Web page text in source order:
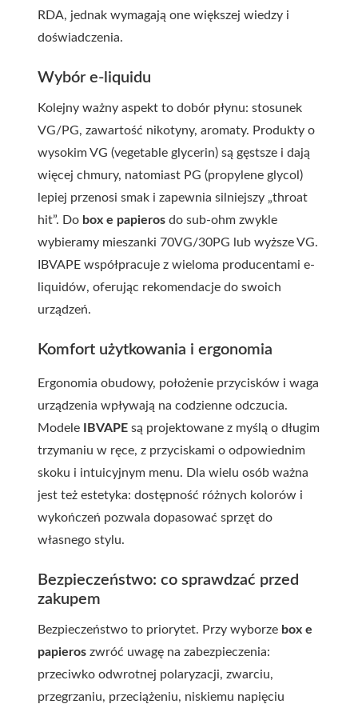
RDA, jednak wymagają one większej wiedzy i
doświadczenia.
Wybór e-liquidu
Kolejny ważny aspekt to dobór płynu: stosunek
VG/PG, zawartość nikotyny, aromaty. Produkty o
wysokim VG (vegetable glycerin) są gęstsze i dają
więcej chmury, natomiast PG (propylene glycol)
lepiej przenosi smak i zapewnia silniejszy „throat
hit”. Do box e papieros do sub-ohm zwykle
wybieramy mieszanki 70VG/30PG lub wyższe VG.
IBVAPE współpracuje z wieloma producentami e-
liquidów, oferując rekomendacje do swoich
urządzeń.
Komfort użytkowania i ergonomia
Ergonomia obudowy, położenie przycisków i waga
urządzenia wpływają na codzienne odczucia.
Modele
IBVAPE są projektowane z myślą o długim
trzymaniu w ręce, z przyciskami o odpowiednim
skoku i intuicyjnym menu. Dla wielu osób ważna
jest też estetyka: dostępność różnych kolorów i
wykończeń pozwala dopasować sprzęt do
własnego stylu.
Bezpieczeństwo: co sprawdzać przed
zakupem
Bezpieczeństwo to priorytet. Przy wyborze box e
papieros zwróć uwagę na zabezpieczenia:
przeciwko odwrotnej polaryzacji, zwarciu,
przegrzaniu, przeciążeniu, niskiemu napięciu